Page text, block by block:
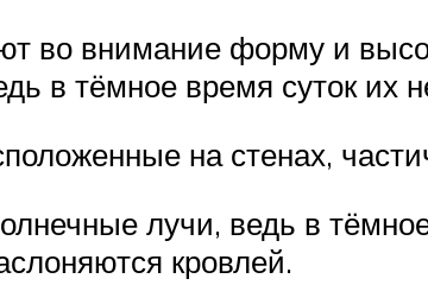
во внимание форму и
в тёмное время суток их
на стенах,
лучи, ведь в
кровлей.